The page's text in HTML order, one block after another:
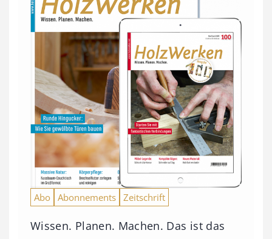
Abo Abonnements Zeitschrift
Wissen. Planen. Machen. Das ist das